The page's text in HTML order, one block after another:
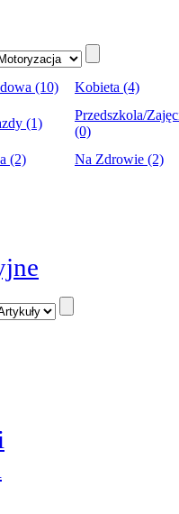
(10) Kobieta (4)
(1)
Przedszkola/
(0)
(2) Na Zdrowie (2)